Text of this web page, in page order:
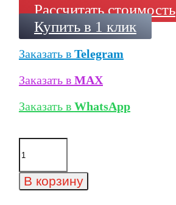
Рассчитать стоимость
Купить в 1 клик
Заказать в Telegram
Заказать в MAX
Заказать в WhatsApp
Количество
товара
кирпич
Wandermode
В корзину